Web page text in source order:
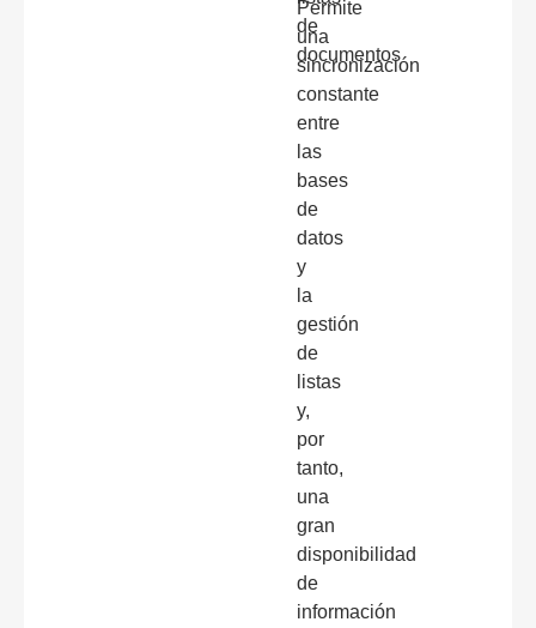
Permite
una
sincronización
constante
entre
las
bases
de
datos
y
la
gestión
de
listas
y,
por
tanto,
una
gran
disponibilidad
de
información
de
documentos